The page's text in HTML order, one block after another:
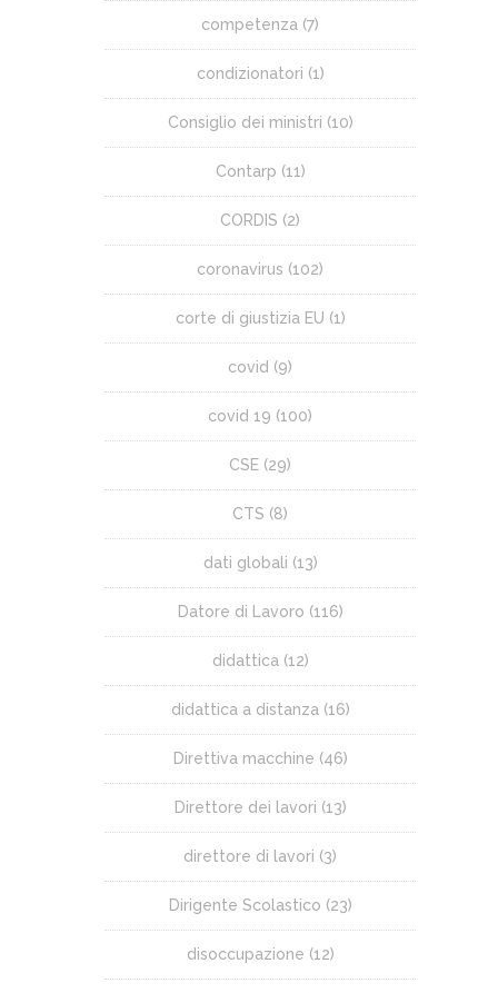
competenza (7)
condizionatori (1)
Consiglio dei ministri (10)
Contarp (11)
CORDIS (2)
coronavirus (102)
corte di giustizia EU (1)
covid (9)
covid 19 (100)
CSE (29)
CTS (8)
dati globali (13)
Datore di Lavoro (116)
didattica(12)
didattica a distanza(16)
Direttiva macchine (46)
Direttore dei lavori (13)
direttore di lavori (3)
Dirigente Scolastico (23)
disoccupazione (12)